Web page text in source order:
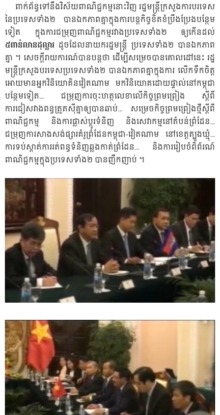
ពាក់ព័ន្ធទៅនឹងវិស័យពាណិជ្ជកម្មនោះវិញ រដ្ឋមន្រ្តីក្រសួងការបរទេស
នៃប្រទេសទាំង២ បានឯកភាពគ្នាក្នុងការបន្តកិច្ចខិតខំប្រឹងប្រែងបន្ថែម
ទៀត ក្នុងការជម្រុញពាណិជ្ជកម្មរវាងប្រទេសទាំង២ ឲ្យកើនដល់
៥ពាន់លានដុល្លារ ដូចដែលនាយករដ្ឋមន្ត្រី ប្រទេសទាំង២ បានឯកភាព
គ្នា ។ សេចក្តីរាយការណ៍បានបន្តថា ដើម្បីសម្រេចបានគោលដៅនេះ រដ្ឋ
មន្ត្រីក្រសួងបរទេសប្រទេសទាំង២ បានឯកភាពគ្នាក្នុងការ លើកទឹកចិត្ត
អោយមានអ្នកវិនិយោគិនវៀតណាម មកវិនិយោគដោយផ្ទាល់នៅកម្ពុជា
បន្ថែមទៀត… ជម្រុញការចុះហត្ថលេខាលើកិច្ចព្រមព្រៀង ស្តីពី
ការជៀសវាងពន្ធត្រួតស៊ីគ្នាឲ្យបានឆាប់… សម្រេចកិច្ចព្រមព្រៀងថ្មីស្តីពី
ពាណិជ្ជកម្ម និងការផ្លាស់ប្តូរទំនិញ និងសេវាកម្មនៅតំបន់ព្រំដែន…
ជម្រុញការសាងសង់ផ្សារគំរូព្រំដែនកម្ពុជា-វៀតណាម នៅខេត្តត្បួងឃ្មុំ…
ការទប់ស្តាត់ការរត់ពន្ធទំនិញឆ្លងកាត់ព្រំដែន… និងការរៀបចំពិព័រណ៍
ពាណិជ្ជកម្មក្នុងប្រទេសទាំង២ បានញឹកញាប់ ។